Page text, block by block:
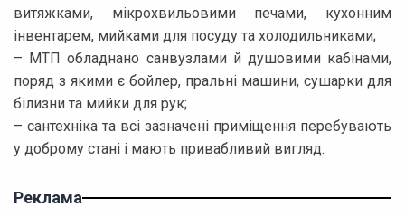
витяжками, мікрохвильовими печами, кухонним
інвентарем, мийками для посуду та холодильниками;
– МТП обладнано санвузлами й душовими кабінами,
поряд з якими є бойлер, пральні машини, сушарки для
білизни та мийки для рук;
– сантехніка та всі зазначені приміщення перебувають
у доброму стані і мають привабливий вигляд.
Реклама